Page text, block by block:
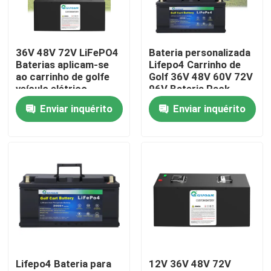
Casa
Produtos
Vídeos
Excursão da fábrica
Controle da qualidade
Contacte-nos
36V 48V 72V LiFePO4
Baterias aplicam-se
ao carrinho de golfe
veículo elétrico
triciclo
Enviar inquérito
Bateria personalizada
Lifepo4 Carrinho de
Golf 36V 48V 60V 72V
96V Bateria Pack
Enviar inquérito
Lifepo4 Bateria para
12V 36V 48V 72V